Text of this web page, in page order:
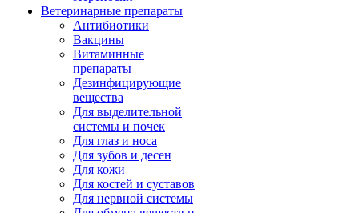
Ветеринарные препараты
Антибиотики
Вакцины
Витаминные
препараты
Дезинфицирующие
вещества
Для выделительной
системы и почек
Для глаз и носа
Для зубов и десен
Для кожи
Для костей и суставов
Для нервной системы